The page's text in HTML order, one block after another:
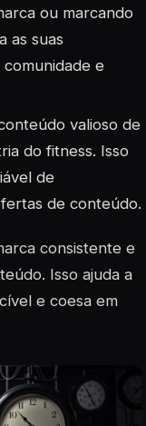
ou marcando
as suas
e
valioso de
do fitness. Isso
de
de conteúdo.
consistente e
Isso ajuda a
e coesa em